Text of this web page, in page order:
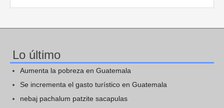
Lo último
Aumenta la pobreza en Guatemala
Se incrementa el gasto turístico en Guatemala
nebaj pachalum patzite sacapulas